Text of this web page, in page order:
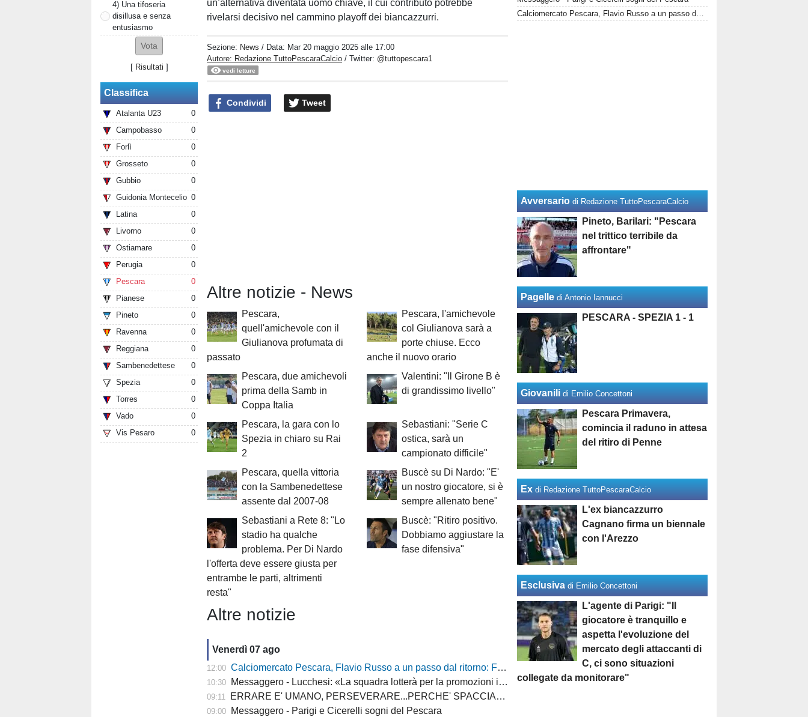
4) Una tifoseria
disillusa e senza
entusiasmo
[ Risultati ]
Classifica
Atalanta U23
0
Campobasso
0
Forlì
0
Grosseto
0
Gubbio
0
Guidonia Montecelio 0
Latina
0
Livorno
0
Ostiamare
0
Perugia
0
Pescara
0
Pianese
0
Pineto
0
Ravenna
0
Reggiana
0
Sambenedettese
0
Spezia
0
Torres
0
Vado
0
Vis Pesaro
0
un’alternativa diventata uomo chiave, il cui contributo potrebbe
rivelarsi decisivo nel cammino playoff dei biancazzurri.
Sezione: News / Data: Mar 20 maggio 2025 alle 17:00
Autore: Redazione TuttoPescaraCalcio / Twitter: @tuttopescara1
vedi letture
Condividi Tweet
Altre notizie - News
Pescara,
quell'amichevole con il
Giulianova profumata di
passato
Pescara, l'amichevole
col Giulianova sarà a
porte chiuse. Ecco
anche il nuovo orario
Pescara, due amichevoli
prima della Samb in
Coppa Italia
Valentini: "Il Girone B è
di grandissimo livello"
Pescara, la gara con lo
Spezia in chiaro su Rai
2
Sebastiani: "Serie C
ostica, sarà un
campionato difficile"
Pescara, quella vittoria
con la Sambenedettese
assente dal 2007-08
Buscè su Di Nardo: "E'
un nostro giocatore, si è
sempre allenato bene"
Sebastiani a Rete 8: "Lo
stadio ha qualche
problema. Per Di Nardo
l'offerta deve essere giusta per
entrambe le parti, altrimenti
resta"
Buscè: "Ritiro positivo.
Dobbiamo aggiustare la
fase difensiva"
Altre notizie
Venerdì 07 ago
12:00 Calciomercato Pescara, Flavio Russo a un passo dal ritorno: Foggia accelera, il Sassuolo prepara il via libera
10:30 Messaggero - Lucchesi: «La squadra lotterà per la promozioni in serie B»
09:11 ERRARE E' UMANO, PERSEVERARE...PERCHE' SPACCIARE PER BOMBER RUSSO E ALBERTI?
09:00 Messaggero - Parigi e Cicerelli sogni del Pescara
Calciomercato Pescara, Flavio Russo a un passo dal ritorno: Foggia accelera, il Sassuolo prepara il via libera
Avversario di Redazione TuttoPescaraCalcio
Pineto, Barilari: "Pescara
nel trittico terribile da
affrontare"
Pagelle di Antonio Iannucci
PESCARA - SPEZIA 1 - 1
Giovanili di Emilio Concettoni
Pescara Primavera,
comincia il raduno in attesa
del ritiro di Penne
Ex di Redazione TuttoPescaraCalcio
L'ex biancazzurro
Cagnano firma un biennale
con l'Arezzo
Esclusiva di Emilio Concettoni
L'agente di Parigi: "Il
giocatore è tranquillo e
aspetta l'evoluzione del
mercato degli attaccanti di
C, ci sono situazioni
collegate da monitorare"